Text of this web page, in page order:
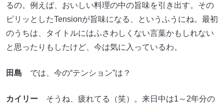
るの。例えば、おいしい料理の中の旨味を引き出す。その
ピリッとしたTensionが旨味になる、というふうにね。最初
のうちは、タイトルにはふさわしくない言葉かもしれない
と思ったりもしたけど、今は気に入っているわ。
田島 では、今の“テンション”は？
カイリー そうね、疲れてる（笑）。来日中は1～2年分の